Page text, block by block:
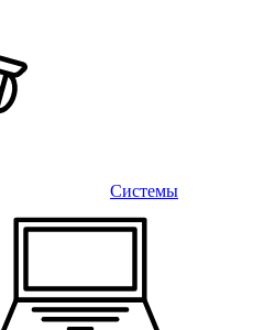
Системы